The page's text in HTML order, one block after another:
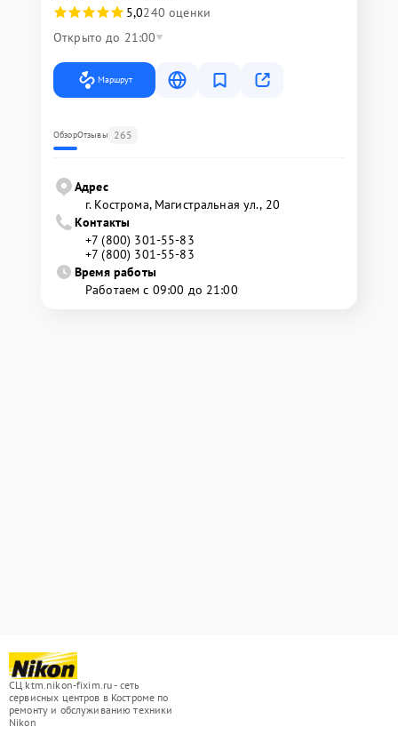
5,0240 оценки
Открыто до 21:00
Маршрут
ОбзорОтзывы 265
Адрес
г. Кострома, Магистральная ул., 20
Контакты
+7 (800) 301-55-83
+7 (800) 301-55-83
Время работы
Работаем с 09:00 до 21:00
СЦ ktm.nikon-fixim.ru - сеть
сервисных центров в Костроме по
ремонту и обслуживанию техники
Nikon